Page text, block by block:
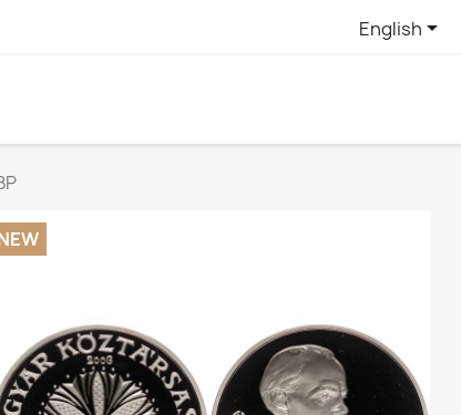
English